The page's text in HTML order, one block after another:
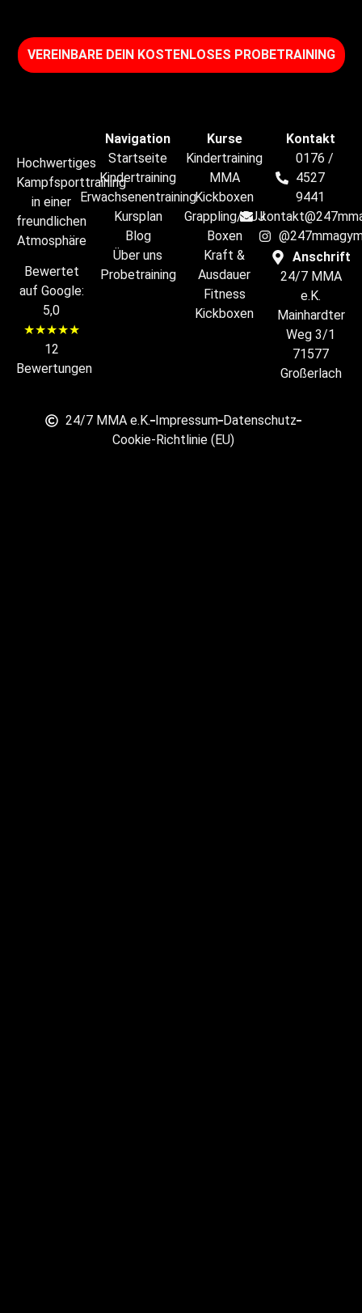
VEREINBARE DEIN KOSTENLOSES PROBETRAINING​
Hochwertiges
Kampfsporttraining
in einer
freundlichen
Atmosphäre
Bewertet
auf Google:
5,0
★★★★★
12
Bewertungen
Navigation
Startseite
Kindertraining
Erwachsenentraining
Kursplan
Blog
Über uns
Probetraining
Kurse
Kindertraining
MMA
Kickboxen
​Grappling/BJJ
Boxen
Kraft &
Ausdauer
Fitness
Kickboxen
Kontakt
0176 /
4527
9441
Anschrift
24/7 MMA
e.K.
Mainhardter
Weg 3/1
71577
Großerlach
24/7 MMA e.K. Impressum Datenschutz
Cookie-Richtlinie (EU)